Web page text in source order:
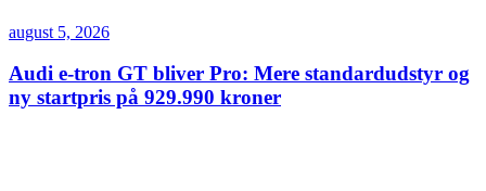
august 5, 2026
Audi e-tron GT bliver Pro: Mere standardudstyr og
ny startpris på 929.990 kroner